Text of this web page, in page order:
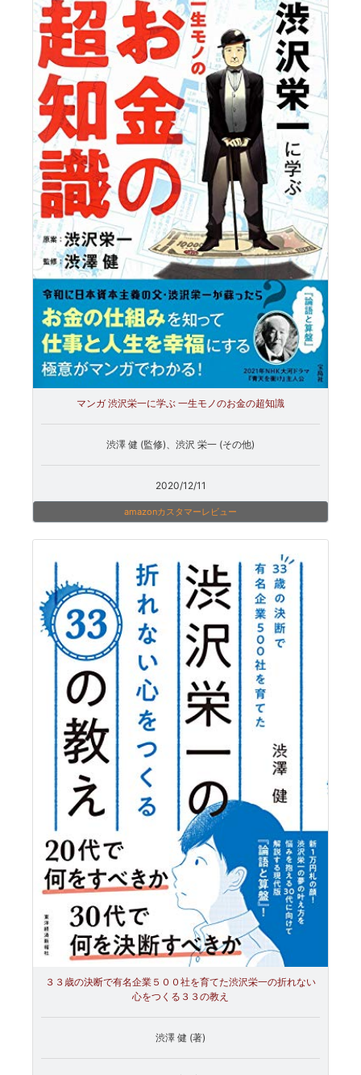
マンガ 渋沢栄一に学ぶ 一生モノのお金の超知識
渋澤 健 (監修)、渋沢 栄一 (その他)
2020/12/11
amazonカスタマーレビュー
３３歳の決断で有名企業５００社を育てた渋沢栄一の折れない
心をつくる３３の教え
渋澤 健 (著)